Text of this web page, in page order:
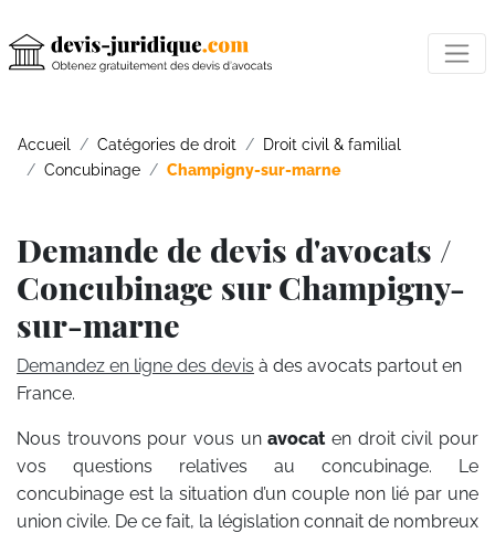
Accueil Catégories de droit
Droit civil & familial
Concubinage
Champigny-sur-marne
Demande de devis d'avocats /
Concubinage sur Champigny-
sur-marne
Demandez en ligne des devis à des avocats partout en
France.
Nous trouvons pour vous unavocaten droit civil pour
vos questions relatives au concubinage. Le
concubinage est la situation d’un couple non lié par une
union civile. De ce fait, la législation connait de nombreux